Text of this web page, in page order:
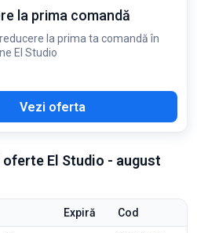
la prima comandă
la prima ta comandă în
El Studio
Vezi oferta
El Studio - august
Expiră Cod